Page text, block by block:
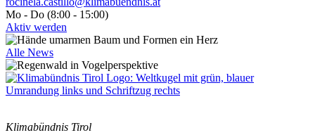
Mo - Do (8:00 - 15:00)
Aktiv werden
Alle News
Klimabündnis Tirol